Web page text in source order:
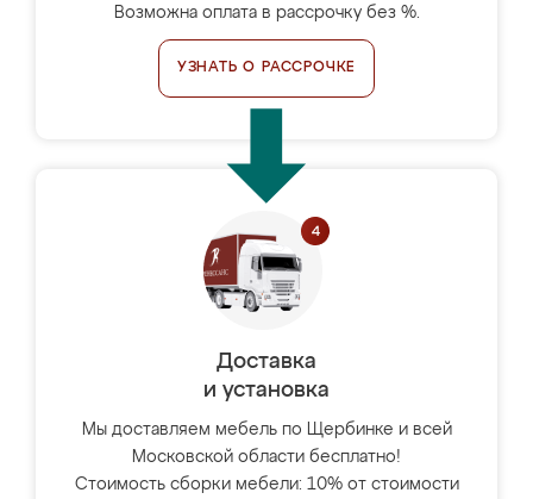
Возможна оплата в рассрочку без %.
УЗНАТЬ О РАССРОЧКЕ
Доставка
и установка
Мы доставляем мебель по Щербинке и всей
Московской области бесплатно!
Стоимость сборки мебели: 10% от стоимости